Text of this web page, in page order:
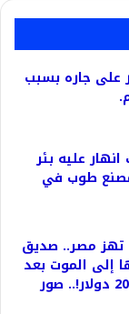
على جاره بسبب
عليه بئر
بمصنع طوب في
تهز مصر.. صديق
إلى الموت بعد